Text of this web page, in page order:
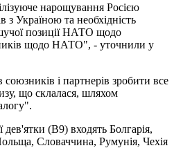
нарощування Росією
з Україною та необхідність
позиції НАТО щодо
щодо НАТО", - уточнили у
і партнерів зробити все
що склалася, шляхом
дев'ятки (В9) входять Болгарія,
Словаччина, Румунія, Чехія